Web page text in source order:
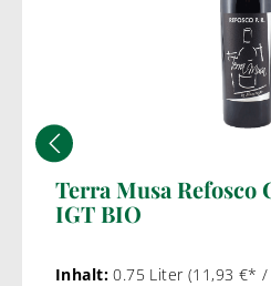
Terra Musa Refosco
IGT BIO
Inhalt:0.75 Liter (11,93 €*